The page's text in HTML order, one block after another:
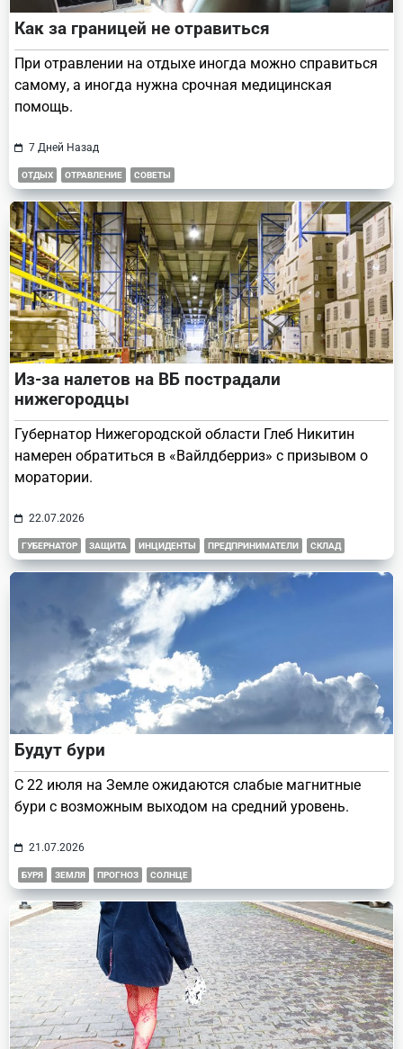
Как за границей не отравиться
При отравлении на отдыхе иногда можно справиться
самому, а иногда нужна срочная медицинская
помощь.
7 Дней Назад
ОТДЫХ ОТРАВЛЕНИЕ СОВЕТЫ
Из-за налетов на ВБ пострадали
нижегородцы
Губернатор Нижегородской области Глеб Никитин
намерен обратиться в «Вайлдберриз» с призывом о
моратории.
22.07.2026
ГУБЕРНАТОР ЗАЩИТА ИНЦИДЕНТЫ ПРЕДПРИНИМАТЕЛИ СКЛАД
Будут бури
С 22 июля на Земле ожидаются слабые магнитные
бури с возможным выходом на средний уровень.
21.07.2026
БУРЯ ЗЕМЛЯ ПРОГНОЗ СОЛНЦЕ